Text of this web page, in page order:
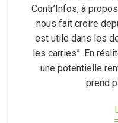
Contr’Infos, à
nous fait croire
est utile dans les
les carries”. En
une potentielle
prend